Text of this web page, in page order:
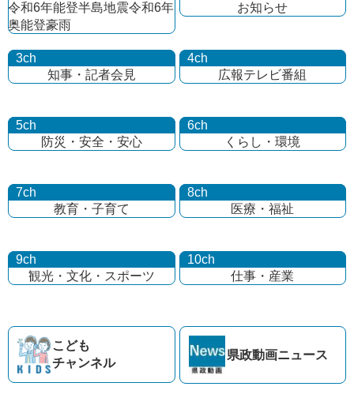
令和6年能登半島地震令和6年
奥能登豪雨
お知らせ
3ch
知事・記者会見
4ch
広報テレビ番組
5ch
防災・安全・安心
6ch
くらし・環境
7ch
教育・子育て
8ch
医療・福祉
9ch
観光・文化・ スポーツ
10ch
仕事・産業
こども
チャンネル
県政動画ニュース